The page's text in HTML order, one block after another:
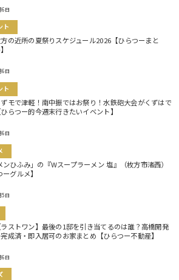
日
ト
の近所の夏祭りスケジュール2026【ひらつーまと
日
ト
ずモで津軽！南中振ではお祭り！水鉄砲大会がくずはで
ひらつー的今週末行きたいイベント】
日
ンひふみ」の『Wスープラーメン 塩』（枚方市渚西）
ーグルメ】
日
ラストワン】最後の1邸を引き当てるのは誰？高橋開発
成済・即入居可のお家まとめ【ひらつー不動産】
日